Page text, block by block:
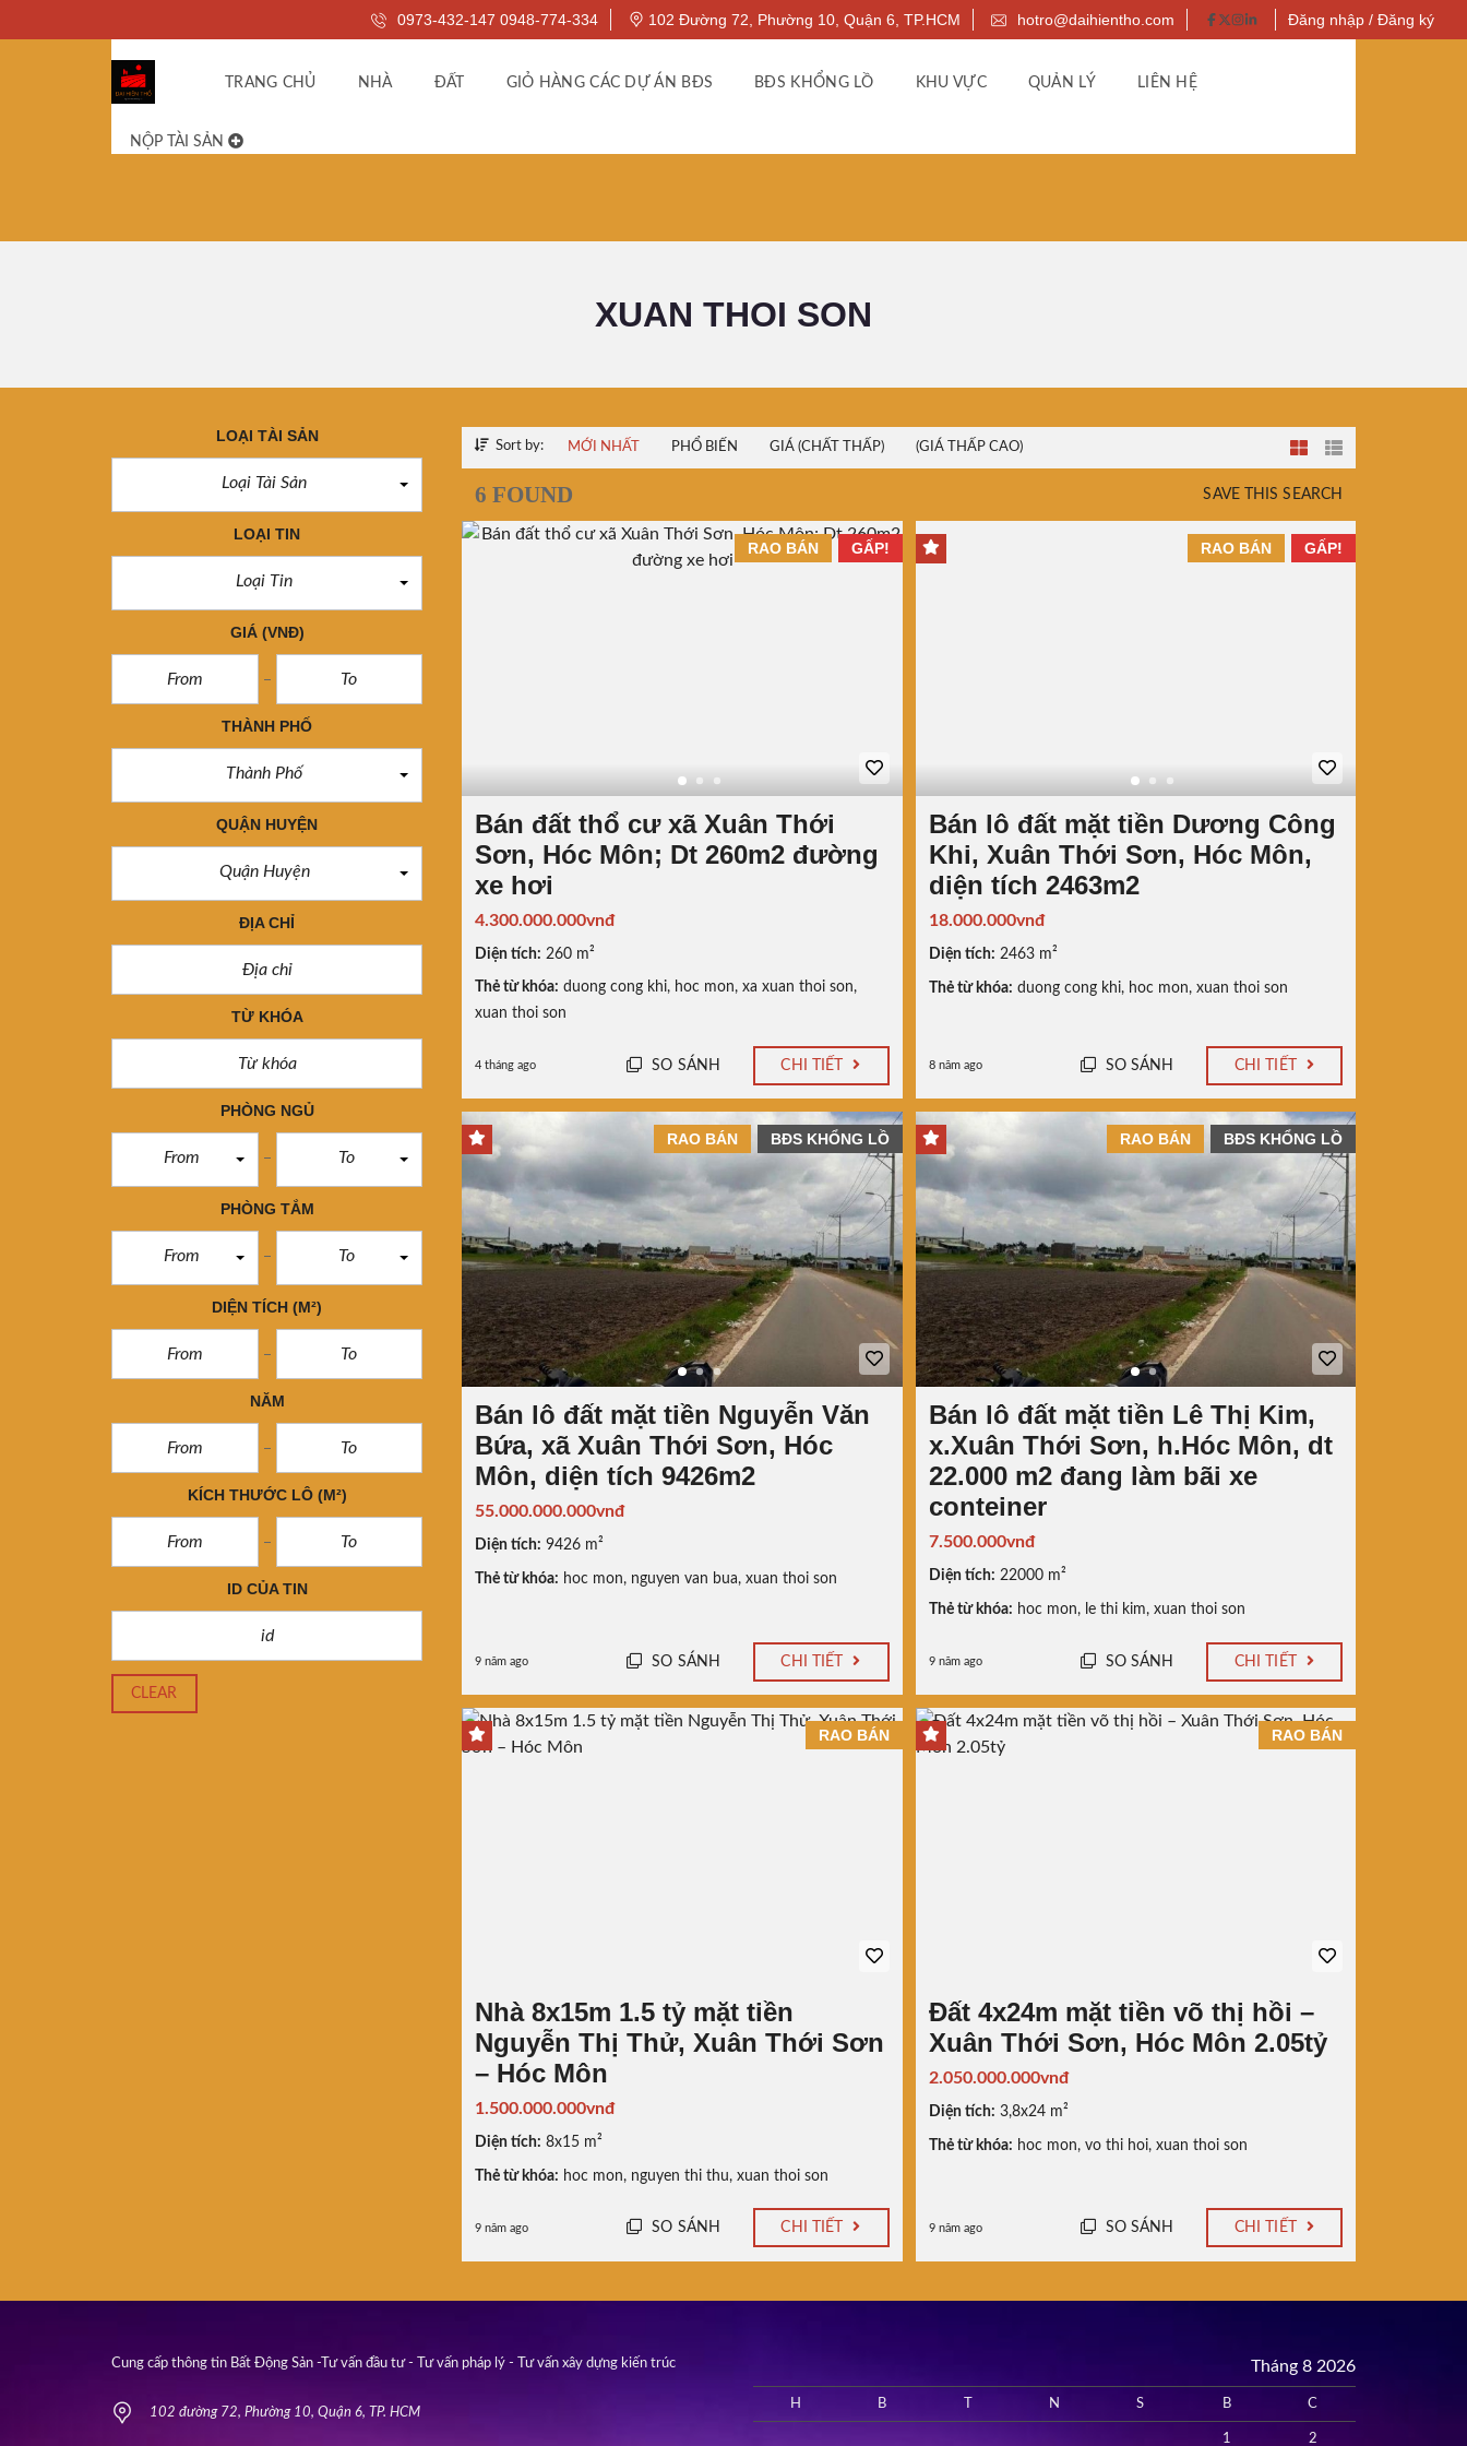
0973-432-147 0948-774-334 102 Đường 72, Phường 10, Quận 6, TP.HCM hotro@daihientho.com Đăng nhập / Đăng ký
TRANG CHỦ NHÀ ĐẤT GIỎ HÀNG CÁC DỰ ÁN BĐS BĐS KHỔNG LỒ KHU VỰC QUẢN LÝ LIÊN HỆ
NỘP TÀI SẢN
XUAN THOI SON
LOẠI TÀI SẢN
Loại Tài Sản
LOẠI TIN
Loại Tin
GIÁ (VNĐ)
THÀNH PHỐ
Thành Phố
QUẬN HUYỆN
Quận Huyện
ĐỊA CHỈ
TỪ KHÓA
PHÒNG NGỦ
From To
PHÒNG TẮM
From To
DIỆN TÍCH (M²)
NĂM
KÍCH THƯỚC LÔ (M²)
ID CỦA TIN
CLEAR
Sort by: MỚI NHẤT PHỔ BIẾN GIÁ (CHẤT THẤP) (GIÁ THẤP CAO)
SAVE THIS SEARCH
6 FOUND
GẤP!
RAO BÁN
Bán đất thổ cư xã Xuân Thới
Sơn, Hóc Môn; Dt 260m2 đường
xe hơi
4.300.000.000vnđ
Diện tích: 260 m²
Thẻ từ khóa: duong cong khi, hoc mon, xa xuan thoi son,
xuan thoi son
4 tháng ago SO SÁNH CHI TIẾT
GẤP!
RAO BÁN
Bán lô đất mặt tiền Dương Công
Khi, Xuân Thới Sơn, Hóc Môn,
diện tích 2463m2
18.000.000vnđ
Diện tích: 2463 m²
Thẻ từ khóa: duong cong khi, hoc mon, xuan thoi son
8 năm ago SO SÁNH CHI TIẾT
BĐS KHỔNG LỒ
RAO BÁN
Bán lô đất mặt tiền Nguyễn Văn
Bứa, xã Xuân Thới Sơn, Hóc
Môn, diện tích 9426m2
55.000.000.000vnđ
Diện tích: 9426 m²
Thẻ từ khóa: hoc mon, nguyen van bua, xuan thoi son
9 năm ago SO SÁNH CHI TIẾT
BĐS KHỔNG LỒ
RAO BÁN
Bán lô đất mặt tiền Lê Thị Kim,
x.Xuân Thới Sơn, h.Hóc Môn, dt
22.000 m2 đang làm bãi xe
conteiner
7.500.000vnđ
Diện tích: 22000 m²
Thẻ từ khóa: hoc mon, le thi kim, xuan thoi son
9 năm ago SO SÁNH CHI TIẾT
RAO BÁN
Nhà 8x15m 1.5 tỷ mặt tiền
Nguyễn Thị Thử, Xuân Thới Sơn
– Hóc Môn
1.500.000.000vnđ
Diện tích: 8x15 m²
Thẻ từ khóa: hoc mon, nguyen thi thu, xuan thoi son
9 năm ago SO SÁNH CHI TIẾT
RAO BÁN
Đất 4x24m mặt tiền võ thị hồi –
Xuân Thới Sơn, Hóc Môn 2.05tỷ
2.050.000.000vnđ
Diện tích: 3,8x24 m²
Thẻ từ khóa: hoc mon, vo thi hoi, xuan thoi son
9 năm ago SO SÁNH CHI TIẾT
Cung cấp thông tin Bất Động Sản -Tư vấn đầu tư - Tư vấn pháp lý - Tư vấn xây dựng kiến trúc
102 đường 72, Phường 10, Quận 6, TP. HCM
Tháng 8 2026
H B N S B C
1 2